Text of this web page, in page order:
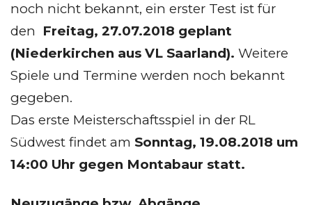
noch nicht bekannt, ein erster Test ist für
den Freitag, 27.07.2018 geplant
(Niederkirchen aus VL Saarland). Weitere
Spiele und Termine werden noch bekannt
gegeben.
Das erste Meisterschaftsspiel in der RL
Südwest findet am Sonntag, 19.08.2018 um
14:00 Uhr gegen Montabaur statt.